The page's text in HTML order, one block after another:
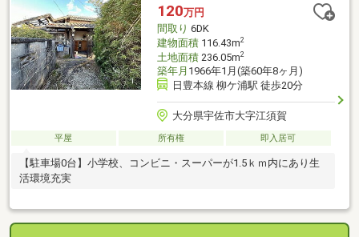
120万円
間取り 6DK
建物面積116.43m2
土地面積236.05m2
築年月 1966年1月(築60年8ヶ月)
日豊本線 柳ケ浦駅 徒歩20分
大分県宇佐市大字江須賀
平屋 所有権 即入居可
【駐車場0台】小学校、コンビニ・スーパーが1.5ｋｍ内にあり生
活環境充実